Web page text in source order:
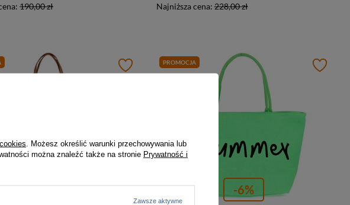
190,00 zł Najniższa cena:228,00 zł
PROMOCJA
-6%
. Możesz określić warunki przechowywania lub
można znaleźć także na stronie Prywatność i
Zawsze aktywne